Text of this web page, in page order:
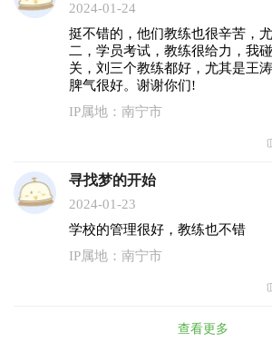
2024-01-24
挺不错的，他们教练也很辛苦，
二，学员考试，教练很给力，我
关，刘三个教练都好，尤其是王
脾气很好。谢谢你们!
IP属地：南宁市
寻找梦的开始
2024-01-23
学校的管理很好，教练也不错
IP属地：南宁市
查看更多